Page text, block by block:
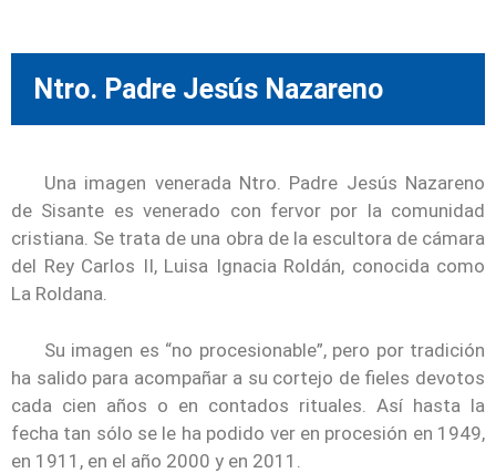
Ntro. Padre Jesús Nazareno
Una imagen venerada Ntro. Padre Jesús Nazareno
de Sisante es venerado con fervor por la comunidad
cristiana. Se trata de una obra de la escultora de cámara
del Rey Carlos II, Luisa Ignacia Roldán, conocida como
La Roldana.
Su imagen es “no procesionable”, pero por tradición
ha salido para acompañar a su cortejo de fieles devotos
cada cien años o en contados rituales. Así hasta la
fecha tan sólo se le ha podido ver en procesión en 1949,
en 1911, en el año 2000 y en 2011.